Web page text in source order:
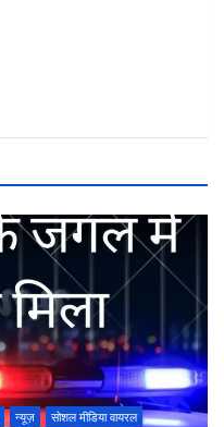
न्यूज़ सोशल मीडिया वायरल